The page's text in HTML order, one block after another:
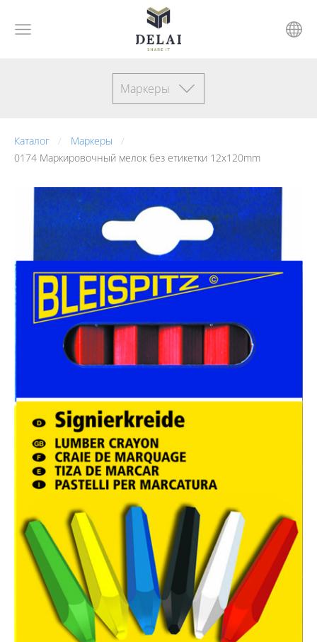
Маркеры
Каталог
Маркеры
0174 Маркировочный мелок без етикетки 12x120mm